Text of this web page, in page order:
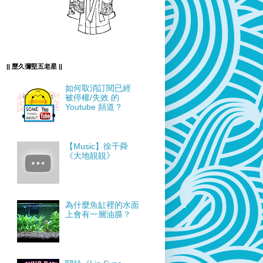
|| 歷久彌堅五老星 ||
如何取消訂閱已經
被停權/失效 的
Youtube 頻道？
【Music】徐千舜
《大地靚靚》
為什麼魚缸裡的水面
上會有一層油膜？